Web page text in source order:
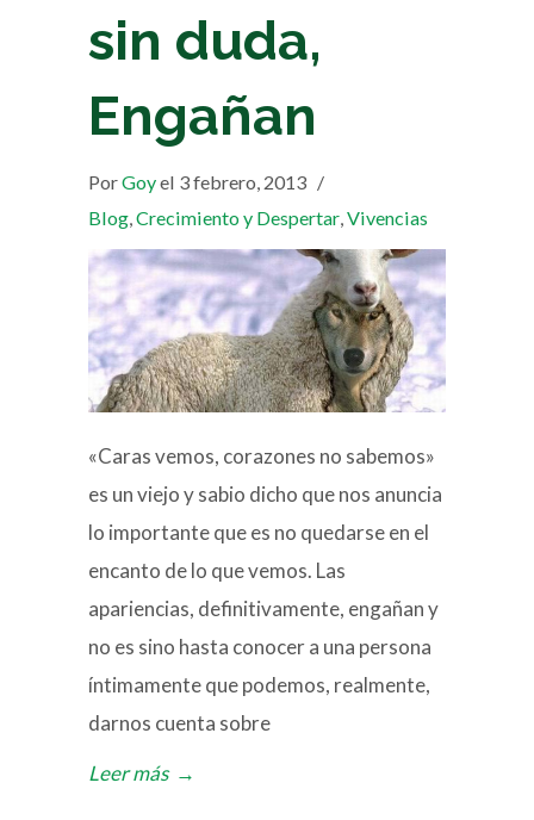
sin duda,
Engañan
PorGoyel 3 febrero, 2013 /
Blog,Crecimiento y Despertar,Vivencias
«Caras vemos, corazones no sabemos»
es un viejo y sabio dicho que nos anuncia
lo importante que es no quedarse en el
encanto de lo que vemos. Las
apariencias, definitivamente, engañan y
no es sino hasta conocer a una persona
íntimamente que podemos, realmente,
darnos cuenta sobre
Leer más →